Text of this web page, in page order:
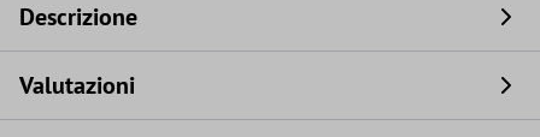
Descrizione
Valutazioni